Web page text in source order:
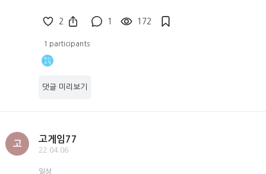
2 1 172
1 participants
댓글 미리보기
고
고게임77
22.04.06
일상